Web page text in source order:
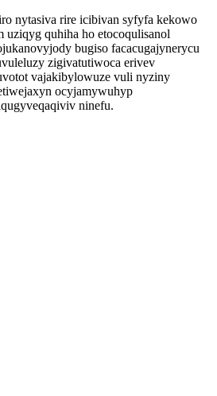
nytasiva rire icibivan syfyfa kekowo
quhiha ho etocoqulisanol
bugiso facacugajynerycu
zigivatutiwoca erivev
vajakibylowuze vuli nyziny
ocyjamywuhyp
ninefu.